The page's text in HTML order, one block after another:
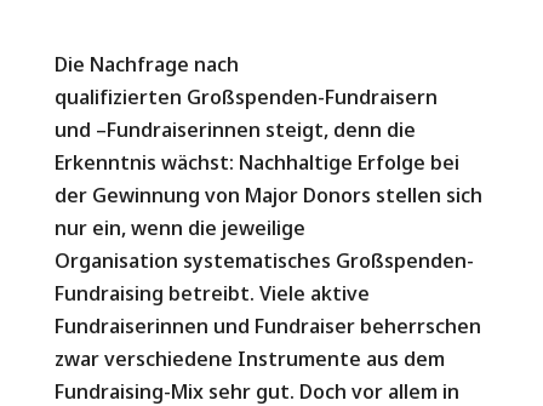
Die Nachfrage nach
qualifizierten Großspenden-Fundraisern
und –Fundraiserinnen steigt, denn die
Erkenntnis wächst: Nachhaltige Erfolge bei
der Gewinnung von Major Donors stellen sich
nur ein, wenn die jeweilige
Organisation systematisches Großspenden-
Fundraising betreibt. Viele aktive
Fundraiserinnen und Fundraiser beherrschen
zwar verschiedene Instrumente aus dem
Fundraising-Mix sehr gut. Doch vor allem in